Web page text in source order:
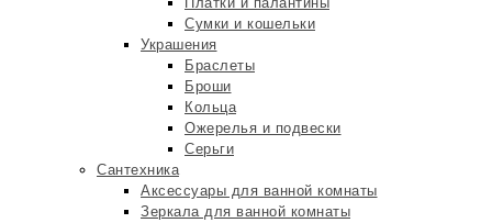
Сумки и кошельки
Украшения
Браслеты
Броши
Кольца
Ожерелья и подвески
Серьги
Сантехника
Аксессуары для ванной комнаты
Зеркала для ванной комнаты